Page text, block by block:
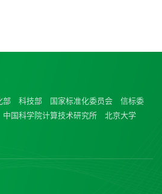
部 科技部 国家标准化委员会
信标委
中国科学院计算技术研究所
北京大学